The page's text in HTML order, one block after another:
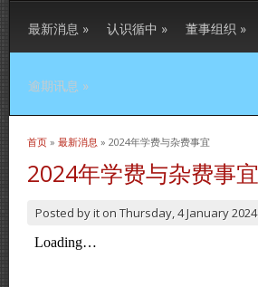
最新消息 » 认识循中 » 董事组织 »
逾期讯息 »
当前位置
首页 » 最新消息 » 2024年学费与杂费事宜
2024年学费与杂费事宜
Posted byit on Thursday, 4 January 2024